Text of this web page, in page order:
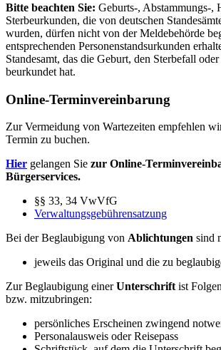
Bitte beachten Sie: Geburts-, Abstammungs-,
Sterbeurkunden, die von deutschen
wurden, dürfen nicht von der Meldebehörde
entsprechenden Personenstandsurkunden
Standesamt, das die Geburt, den Sterbefall
beurkundet hat.
Online-Terminvereinbarung
Zur Vermeidung von Wartezeiten empfehlen
Termin zu buchen.
Hier gelangen Sie zur Online-
Bürgerservices.
§§ 33, 34 VwVfG
Verwaltungsgebührensatzung
Bei der Beglaubigung von Ablichtungen sind
jeweils das Original und die zu
Zur Beglaubigung einerUnterschrift ist
bzw. mitzubringen:
persönliches Erscheinen zwingend
Personalausweis oder Reisepass